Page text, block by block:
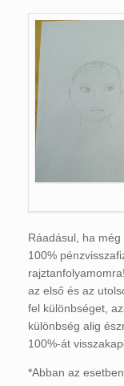
Ráadásul, ha
100%
az első és az
fel különbséget,
különbség alig
100%-át
*Abban az